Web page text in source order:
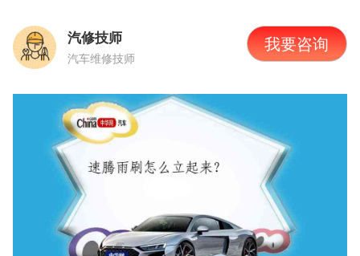
汽修技师
汽车维修技师
我要咨询